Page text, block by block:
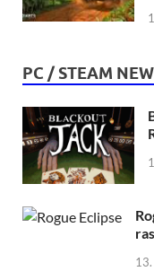
PC / STEAM